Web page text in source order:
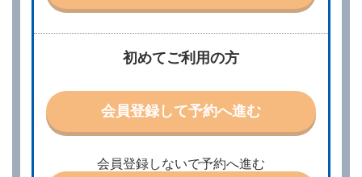
社は、電話連絡並びに電子メールによる予約に応じま
責任を負わないものとします。
当社は、借受人から予約の申込みがあったときは、原
則として、当社の保有するレンタカーの範囲内で予約
特に認める場合を除き、別に定める予約申込金を支払
うものとします。
第３条（予約の変更）
借受人は、前条第１項の借受条件を変更しようとする
ときは、あらかじめ当社の承諾を受けなければならな
初めてご利用の方
会員登録して予約へ進む
会員登録しないで予約へ進む